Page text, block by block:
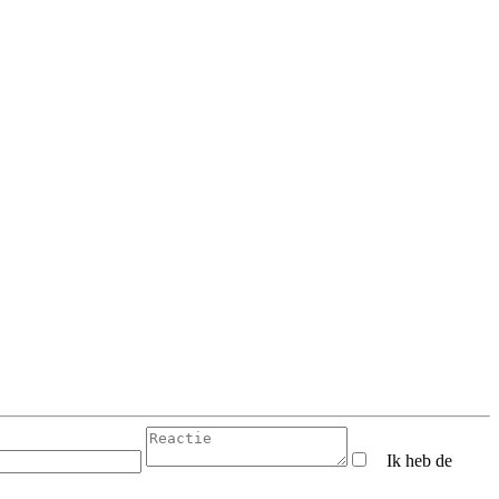
Ik heb de